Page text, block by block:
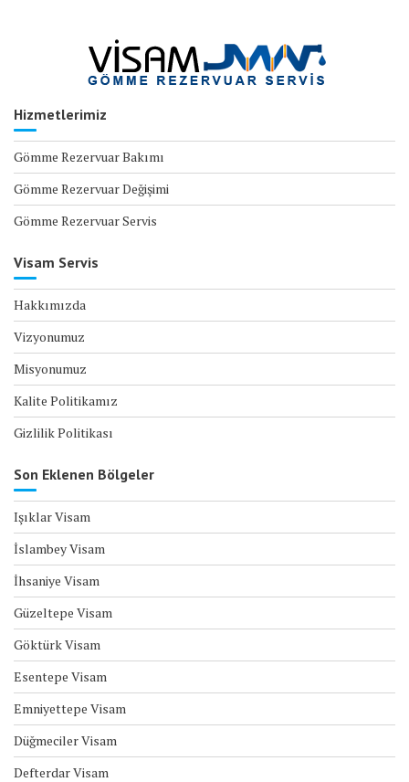
Hizmetlerimiz
Gömme Rezervuar Bakımı
Gömme Rezervuar Değişimi
Gömme Rezervuar Servis
Visam Servis
Hakkımızda
Vizyonumuz
Misyonumuz
Kalite Politikamız
Gizlilik Politikası
Son Eklenen Bölgeler
Işıklar Visam
İslambey Visam
İhsaniye Visam
Güzeltepe Visam
Göktürk Visam
Esentepe Visam
Emniyettepe Visam
Düğmeciler Visam
Defterdar Visam